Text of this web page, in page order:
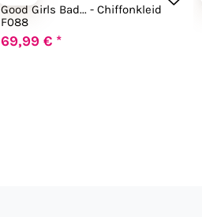
Good Girls Bad... - Chiffonkleid
F088
69,99 € *